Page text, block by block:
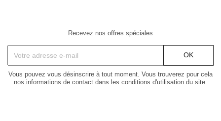
Recevez nos offres spéciales
Vous pouvez vous désinscrire à tout moment. Vous trouverez pour cela
nos informations de contact dans les conditions d'utilisation du site.